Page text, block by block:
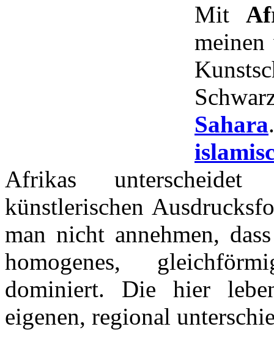
Mit
Sahara
Afrikas
künstlerischen
man nicht annehmen,
homogenes,
dominiert. Die hier
eigenen, regional